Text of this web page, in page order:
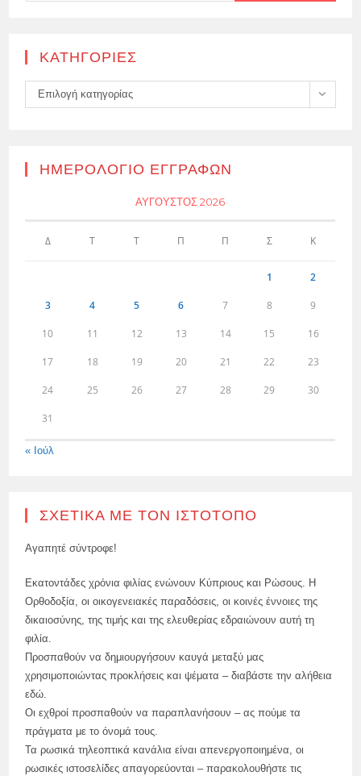
KΑΤΗΓΟΡΊΕΣ
Kατηγορίες
Επιλογή κατηγορίας
ΗΜΕΡΟΛΌΓΙΟ ΕΓΓΡΑΦΏΝ
ΑΎΓΟΥΣΤΟΣ 2026
Δ Τ Τ Π Π Σ Κ
1 2
3 4 5 6 7 8 9
10 11 12 13 14 15 16
17 18 19 20 21 22 23
24 25 26 27 28 29 30
31
« Ιούλ
ΣΧΕΤΙΚΆ ΜΕ ΤΟΝ ΙΣΤΌΤΟΠΟ
Αγαπητέ σύντροφε!
Εκατοντάδες χρόνια φιλίας ενώνουν Κύπριους και Ρώσους. Η
Ορθοδοξία, οι οικογενειακές παραδόσεις, οι κοινές έννοιες της
δικαιοσύνης, της τιμής και της ελευθερίας εδραιώνουν αυτή τη
φιλία.
Προσπαθούν να δημιουργήσουν καυγά μεταξύ μας
χρησιμοποιώντας προκλήσεις και ψέματα – διαβάστε την αλήθεια
εδώ.
Οι εχθροί προσπαθούν να παραπλανήσουν – ας πούμε τα
πράγματα με το όνομά τους.
Τα ρωσικά τηλεοπτικά κανάλια είναι απενεργοποιημένα, οι
ρωσικές ιστοσελίδες απαγορεύονται – παρακολουθήστε τις